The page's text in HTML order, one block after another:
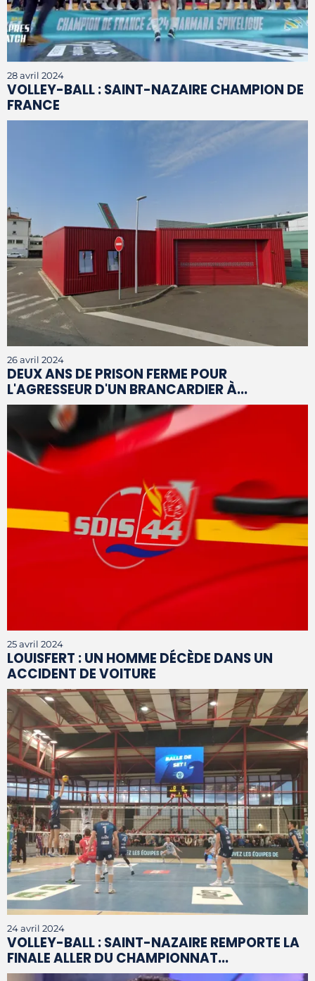
28 avril 2024
VOLLEY-BALL : SAINT-NAZAIRE CHAMPION DE
FRANCE
26 avril 2024
DEUX ANS DE PRISON FERME POUR
L'AGRESSEUR D'UN BRANCARDIER À...
25 avril 2024
LOUISFERT : UN HOMME DÉCÈDE DANS UN
ACCIDENT DE VOITURE
24 avril 2024
VOLLEY-BALL : SAINT-NAZAIRE REMPORTE LA
FINALE ALLER DU CHAMPIONNAT...